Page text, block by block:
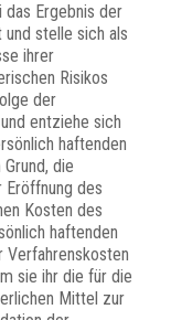
das Ergebnis der
stelle sich als
ihrer
Risikos
der
entziehe sich
haftenden
die
des
Kosten des
haftenden
Verfahrenskosten
sie ihr die für die
Mittel zur